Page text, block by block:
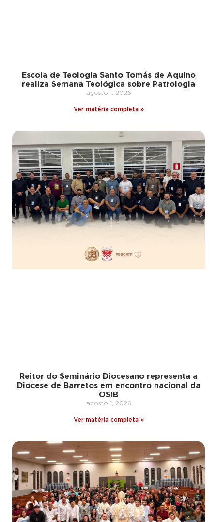
Escola de Teologia Santo Tomás de Aquino
realiza Semana Teológica sobre Patrologia
agosto 1, 2026
Ver matéria completa »
Reitor do Seminário Diocesano representa a
Diocese de Barretos em encontro nacional da
OSIB
agosto 1, 2026
Ver matéria completa »